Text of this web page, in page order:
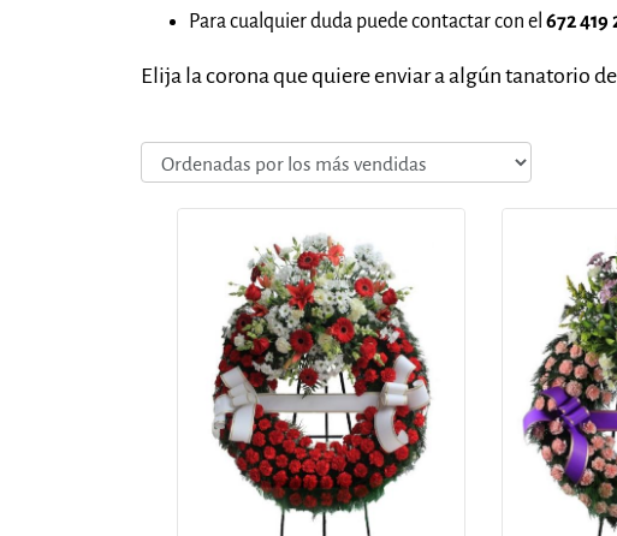
Para cualquier duda puede contactar con el 672 419
Elija la corona que quiere enviar a algún tanatorio de